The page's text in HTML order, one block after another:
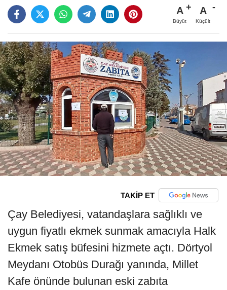
A
Büyüt
A
Küçült
TAKİP ET
Çay Belediyesi, vatandaşlara sağlıklı ve
uygun fiyatlı ekmek sunmak amacıyla Halk
Ekmek satış büfesini hizmete açtı. Dörtyol
Meydanı Otobüs Durağı yanında, Millet
Kafe önünde bulunan eski zabıta